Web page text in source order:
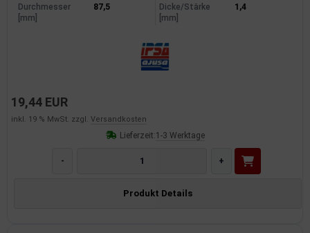
Durchmesser
[mm]
87,5
Dicke/Stärke
[mm]
1,4
19,44 EUR
inkl. 19 % MwSt. zzgl. Versandkosten
Lieferzeit:1-3 Werktage
- +
Produkt Details